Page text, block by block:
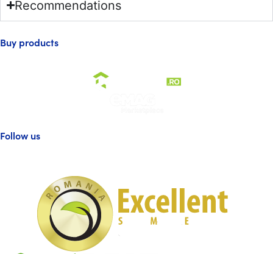
Recommendations
Buy products
Follow us